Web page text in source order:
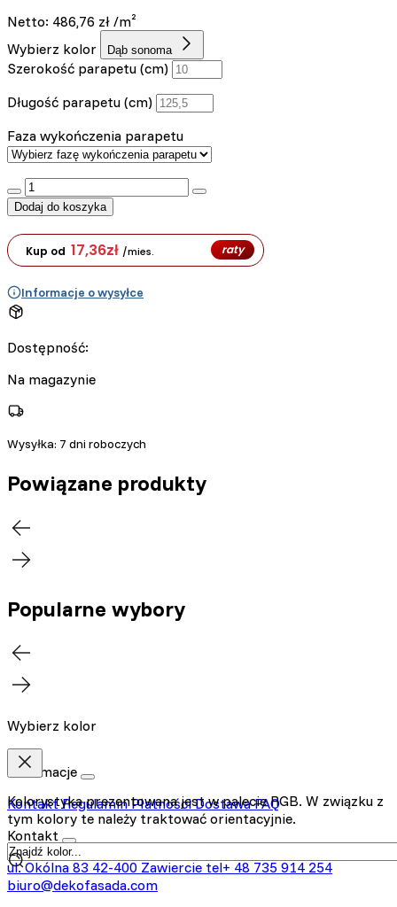
Netto: 486,76 zł /m²
Wybierz kolor
Dąb sonoma
Szerokość parapetu (cm)
Długość parapetu (cm)
Faza wykończenia parapetu
:product_name quantity
Dodaj do koszyka
Kup od 17,36zł /mies. raty
Informacje o wysyłce
Dostępność:
Na magazynie
Wysyłka: 7 dni roboczych
Powiązane produkty
Popularne wybory
Wybierz kolor
Kolorystyka prezentowana jest w palecie RGB. W związku z
tym kolory te należy traktować orientacyjnie.
Informacje
KontaktRegulaminPłatnościDostawaFAQ
Kontakt
ul. Okólna 83 42-400 Zawiercie tel+ 48 735 914 254
biuro@dekofasada.com